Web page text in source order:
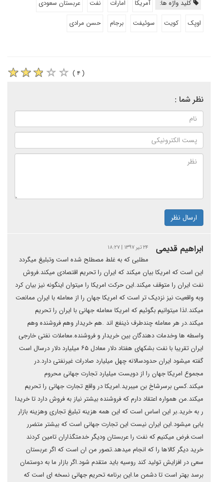
کلید واژه ها: آمریکا امارات نفت
عربستان سعودی
اوپک
کویت سوئیفت برجام حسن مرادی
( ۴ )
نظر شما :
ارسال نظر
ابراهیم قدیمی ۲۴ تیر ۱۳۹۷ | ۱۸:۲۷
مطلبی که به غلط مصطلح شده است وتبلیغ میگردد
این است که امریکا بیان میکند که ایران را تحریم اقتصادی میکند.فروش
نفت ایران را متوقف میکند.این حرکت امریکا را میتوان اینگونه نیز بیان کرد
وبه واقعیت نیز نزدیک تر است که امریکا جهان را از معامله با ایران ممانعت
میکند.لذا میتوانیم بگوئیم که امریکا معامله جهانی با ایران را تحریم
میکند.در هر معامله چندطرف ذینفع اند .هم خریدار وهم فروشنده وهم
واسطه ها وخدمات دهندگان بین خریدار و فروشنده.معاملات نفتی خارجی
ایران تقریبا با نفت بشکهای هفتاد دلار معادل ۶۵ میلیارد دلار درسال است
گفته میشود ایران حدودسالانه چهل میلیارد صادرات غیرنفتی دارد.در
مجموع امریکا جهان را از دویست میلیارد تجارت جهانی محروم
میکند.کسی برسرشاخ بن میبرید.امریکا در واقع تجارت جهانی را تحریم
میکند.من همواره اعتقاد دارم که فروشنده بیشتر نیاز به فروش دارد تا خریدا
ر به خرید.بر این اساس است که این همه هزینه تبلیغ تجاری وهزینه بازار
یابی میشود.این ایران نیست این تجارت جهانی است که بیشتر متضرر
است.فرض میکنیم که نفت را عربستان ودیگر خدمتگذاران تامین کردند
خرید دیگر کالاها را که انجام میدهد.تصور من ان است که اگر عربستان
سعی در افزایش تولید کند روسیه باید متقدم شود.اگر بازار ما به دوستمان
برسد بهتر است تا دشمن ما.این برنامه تحریم جهانی نسخه ای است که